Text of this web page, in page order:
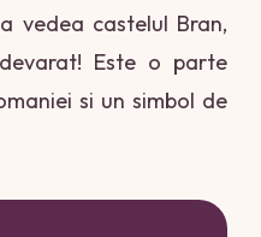
castelul Bran,
Este o parte
si un simbol de